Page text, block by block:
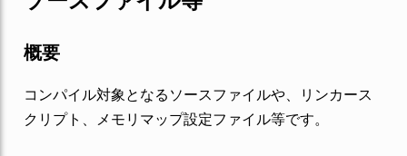
概要
コンパイル対象となるソースファイルや、リンカース
クリプト、メモリマップ設定ファイル等です。